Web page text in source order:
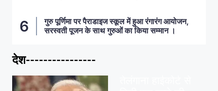
गुरु पूर्णिमा पर पैराडाइज स्कूल में हुआ रंगारंग आयोजन,
सरस्वती पूजन के साथ गुरुओं का किया सम्मान ।
देश----------------